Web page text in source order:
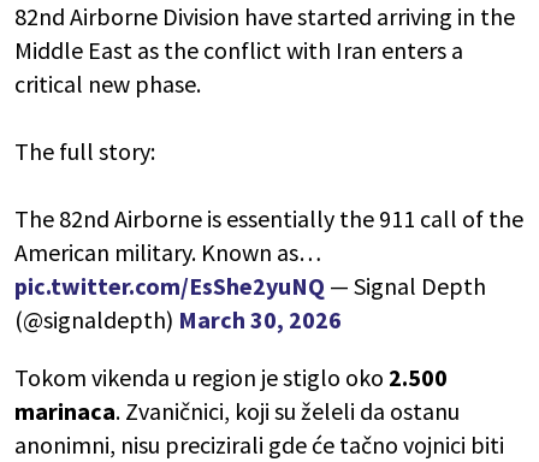
82nd Airborne Division have started arriving in the
Middle East as the conflict with Iran enters a
critical new phase.
The full story:
The 82nd Airborne is essentially the 911 call of the
American military. Known as…
pic.twitter.com/EsShe2yuNQ — Signal Depth
(@signaldepth) March 30, 2026
Tokom vikenda u region je stiglo oko 2.500
marinaca. Zvaničnici, koji su želeli da ostanu
anonimni, nisu precizirali gde će tačno vojnici biti